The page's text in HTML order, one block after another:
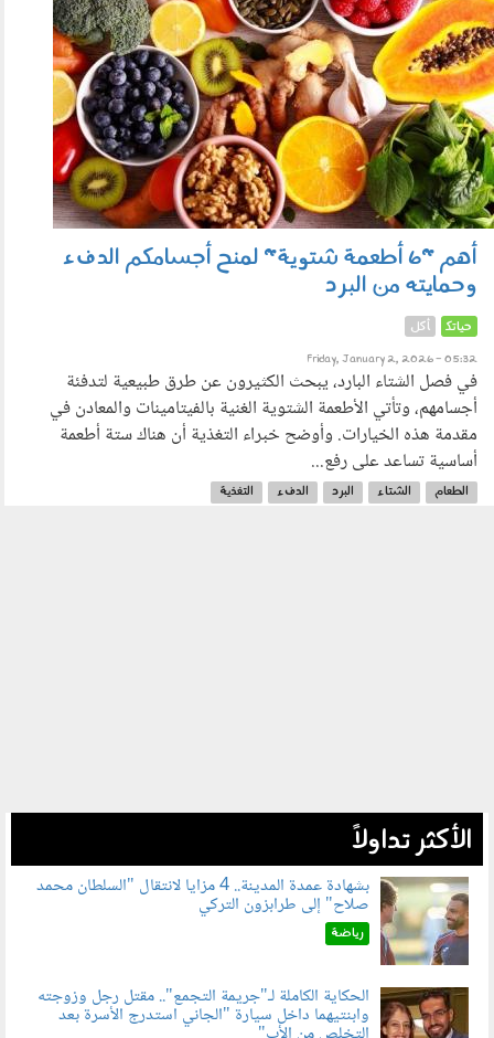
أهم "6 أطعمة شتوية" لمنح أجسامكم الدفء
وحمايته من البرد
حياتك أكل
Friday, January 2, 2026 - 05:32
في فصل الشتاء البارد، يبحث الكثيرون عن طرق طبيعية لتدفئة
أجسامهم، وتأتي الأطعمة الشتوية الغنية بالفيتامينات والمعادن في
مقدمة هذه الخيارات. وأوضح خبراء التغذية أن هناك ستة أطعمة
أساسية تساعد على رفع...
الطعام الشتاء البرد الدفء التغذية
الأكثر تداولاً
100803.jpg
بشهادة عمدة المدينة.. 4 مزايا لانتقال "السلطان محمد
صلاح" إلى طرابزون التركي
رياضة
100801.jpg
الحكاية الكاملة لـ"جريمة التجمع".. مقتل رجل وزوجته
وابنتيهما داخل سيارة "الجاني استدرج الأسرة بعد